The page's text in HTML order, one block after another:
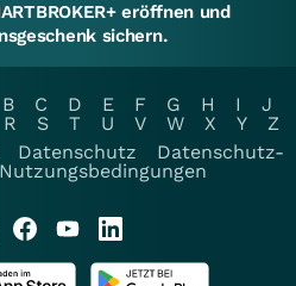
eröffnen und
sichern.
B C D E F G H I
J
R S T U V W X Y
Z
Datenschutz
Datenschutz-
Nutzungsbedingungen